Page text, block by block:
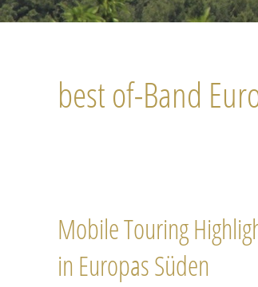
best of-Band
Mobile Touring
in Europas Süden